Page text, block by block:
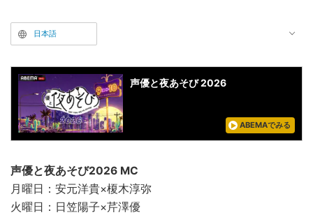
日本語
声優と夜あそび 2026
ABEMAでみる
声優と夜あそび2026 MC
月曜日：安元洋貴×榎木淳弥
火曜日：日笠陽子×芹澤優